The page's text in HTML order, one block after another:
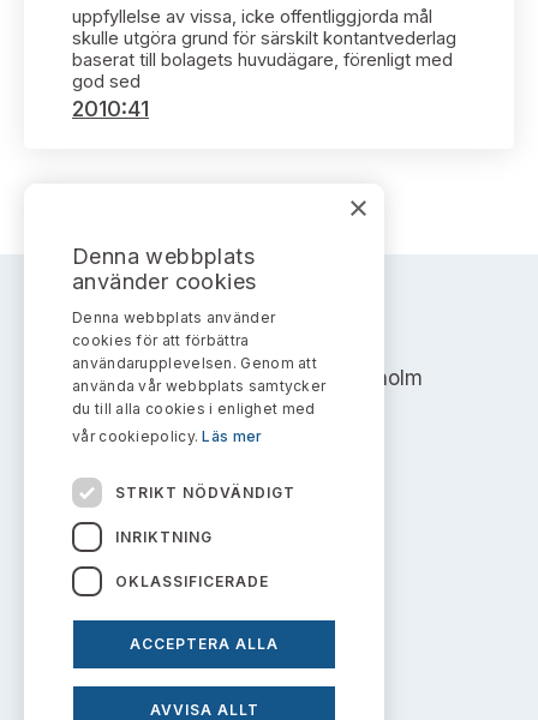
Arbetssätt och jävsfrågor
Stadgar
Huvudmän
Verksamhetsberättelser
Publikationer och anföranden
Uttalanden sorterade efter publiceringsdatum
Samtliga uttalanden sorterade årsvis
Avgifter
Prenumerera
handelsplattformar
Nyheter och pressmeddelanden
Prenumerera
KONTAKT
uppfyllelse av vissa, icke offentliggjorda mål
skulle utgöra grund för särskilt kontantvederlag
baserat till bolagets huvudägare, förenligt med
god sed
2010:41
AKTIEMARKNADSNÄMNDEN
Address: Box 7354, 103 90 Stockholm
info@aktiemarknadsnamnden.se
Om innehållet
Om webbplatsen
×
Denna webbplats
använder cookies
Denna webbplats använder
cookies för att förbättra
användarupplevelsen. Genom att
använda vår webbplats samtycker
du till alla cookies i enlighet med
vår cookiepolicy.Läs mer
STRIKT NÖDVÄNDIGT
INRIKTNING
OKLASSIFICERADE
ACCEPTERA ALLA
AVVISA ALLT